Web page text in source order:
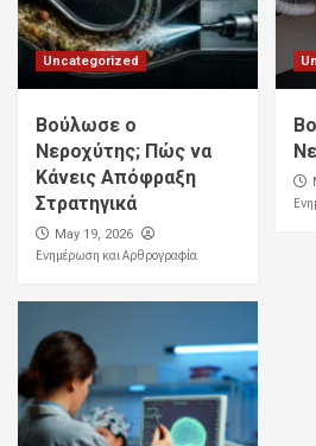
Uncategorized
Βούλωσε ο
Νεροχύτης; Πώς να
Κάνεις Απόφραξη
Στρατηγικά
May 19, 2026
Ενημέρωση και Αρθρογραφία